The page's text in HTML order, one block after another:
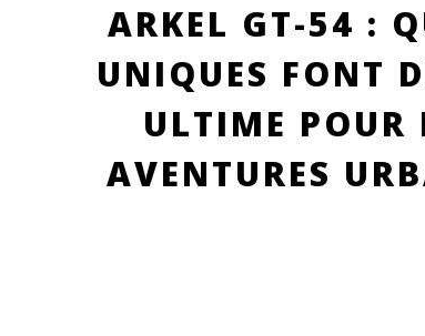
ARKEL GT-54 :
UNIQUES FONT
ULTIME POUR
AVENTURES